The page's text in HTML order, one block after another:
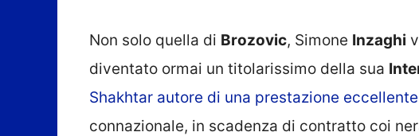
Non solo quella di Brozovic, Simone Inzaghi
diventato ormai un titolarissimo della sua
Shakhtar autore di una prestazione eccellente
connazionale, in scadenza di contratto coi